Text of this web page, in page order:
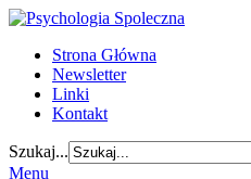
Strona Główna
Newsletter
Linki
Kontakt
Szukaj...
Menu